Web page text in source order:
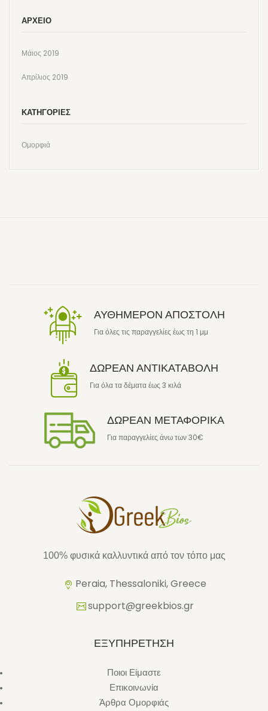
ΑΡΧΕΊΟ
Μάιος 2019
Απρίλιος 2019
KΑΤΗΓΟΡΊΕΣ
Ομορφιά
ΑΥΘΗΜΕΡΟΝ ΑΠΟΣΤΟΛΗ
Για όλες τις παραγγελίες έως τη 1 μμ
ΔΩΡΕΑΝ ΑΝΤΙΚΑΤΑΒΟΛΗ
Για όλα τα δέματα έως 3 κιλά
ΔΩΡΕΑΝ ΜΕΤΑΦΟΡΙΚΑ
Για παραγγελίες άνω των 30€
100% φυσικά καλλυντικά από τον τόπο μας
Peraia, Thessaloniki, Greece
support@greekbios.gr
ΕΞΥΠΗΡΕΤΗΣΗ
Ποιοι Είμαστε
Επικοινωνία
Άρθρα Ομορφιάς